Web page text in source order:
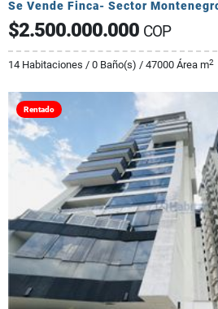
Se Vende Finca- Sector
$2.500.000.000 COP
14 Habitaciones / 0 Baño(s) / 47000 Área m2
Rentado